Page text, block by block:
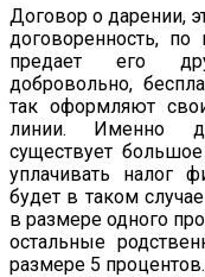
Договор о дарении,
договоренность, по
предает его
добровольно,
так оформляют
линии. Именно
существует
уплачивать налог
будет в таком
в размере одного
остальные
размере 5 процентов.